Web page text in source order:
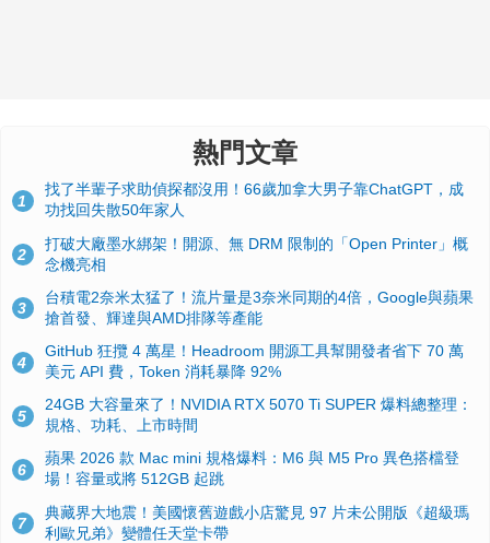
熱門文章
1
找了半輩子求助偵探都沒用！66歲加拿大男子靠ChatGPT，成
功找回失散50年家人
2
打破大廠墨水綁架！開源、無 DRM 限制的「Open Printer」概
念機亮相
3
台積電2奈米太猛了！流片量是3奈米同期的4倍，Google與蘋果
搶首發、輝達與AMD排隊等產能
4
GitHub 狂攬 4 萬星！Headroom 開源工具幫開發者省下 70 萬
美元 API 費，Token 消耗暴降 92%
5
24GB 大容量來了！NVIDIA RTX 5070 Ti SUPER 爆料總整理：
規格、功耗、上市時間
6
蘋果 2026 款 Mac mini 規格爆料：M6 與 M5 Pro 異色搭檔登
場！容量或將 512GB 起跳
7
典藏界大地震！美國懷舊遊戲小店驚見 97 片未公開版《超級瑪
利歐兄弟》變體任天堂卡帶